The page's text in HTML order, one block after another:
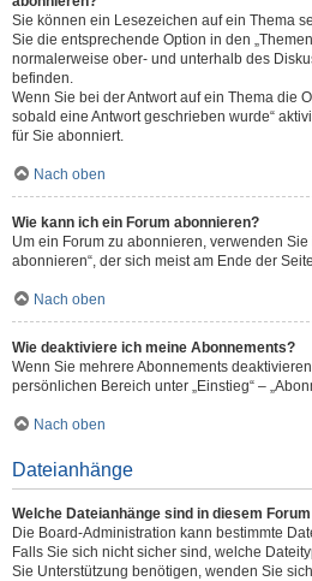
Sie können ein Lesezeichen auf ein Thema
Sie die entsprechende Option in den
normalerweise ober- und unterhalb des
befinden.
Wenn Sie bei der Antwort auf ein Thema die
sobald eine Antwort geschrieben wurde“
für Sie abonniert.
Nach oben
Wie kann ich ein Forum abonnieren?
Um ein Forum zu abonnieren, verwenden Sie
abonnieren“, der sich meist am Ende der
Nach oben
Wie deaktiviere ich meine Abonnements?
Wenn Sie mehrere Abonnements
persönlichen Bereich unter „Einstieg“ –
Nach oben
Dateianhänge
Welche Dateianhänge sind in diesem
Die Board-Administration kann bestimmte
Falls Sie sich nicht sicher sind, welche
Sie Unterstützung benötigen, wenden Sie